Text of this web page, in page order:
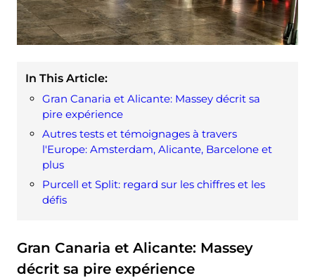
In This Article:
Gran Canaria et Alicante: Massey décrit sa
pire expérience
Autres tests et témoignages à travers
l'Europe: Amsterdam, Alicante, Barcelone et
plus
Purcell et Split: regard sur les chiffres et les
défis
Gran Canaria et Alicante: Massey
décrit sa pire expérience